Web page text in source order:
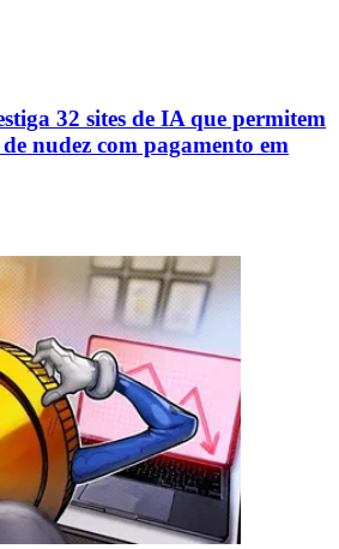
32 sites de IA que permitem
nudez com pagamento em